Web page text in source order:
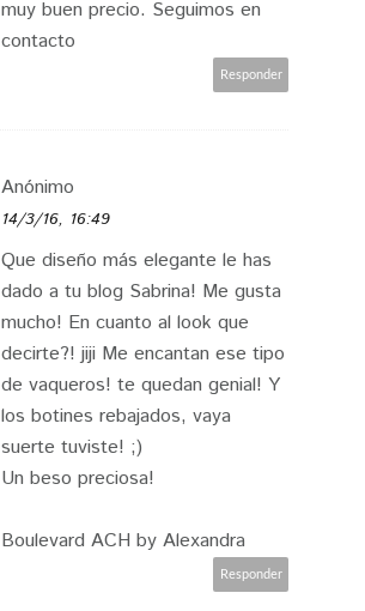
muy buen precio. Seguimos en
contacto
Responder
Anónimo
14/3/16, 16:49
Que diseño más elegante le has
dado a tu blog Sabrina! Me gusta
mucho! En cuanto al look que
decirte?! jiji Me encantan ese tipo
de vaqueros! te quedan genial! Y
los botines rebajados, vaya
suerte tuviste! ;)
Un beso preciosa!
Boulevard ACH by Alexandra
Responder